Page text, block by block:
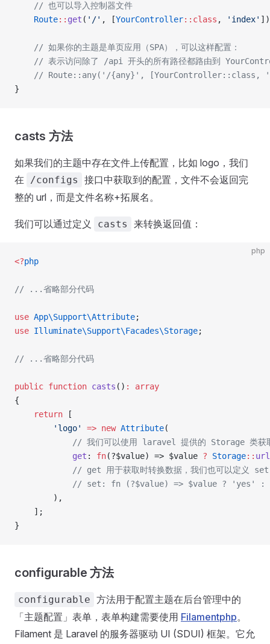
    // 也可以导入控制器文件
    Route
:: get ( '/' , [YourController::class , 'index'
    // 如果你的主题是单页应用（SPA），可以这样配置：
// 表示访问除了 /api 开头的所有路径都路由到
// Route::any('/{any}', [YourController::class,
}
casts 方法
如果我们的主题中存在文件上传配置，比如 logo，我们
在
/configs
接口中获取到的配置，文件不会返回完
整的 url，而是文件名称+拓展名。
我们可以通过定义 casts 来转换返回值：
php
<?php
// ...省略部分代码
use App\Support\Attribute;
use Illuminate\Support\Facades\Storage;
// ...省略部分代码
public function casts () :
array
{
    return
[
        'logo'
=> new Attribute(
// 我们可以使用 laravel 提供的 Storage 类获
            get
: fn(?$value) => $value ? Storage:: url
// get 用于获取时转换数据，我们也可以定义 set
// set: fn (?$value) => $value ? 'yes' :
        ),
    ];
}
configurable 方法
configurable 方法用于配置主题在后台管理中的
「主题配置」表单，表单构建需要使用 Filamentphp。
Filament 是 Laravel 的服务器驱动 UI (SDUI) 框架。它允